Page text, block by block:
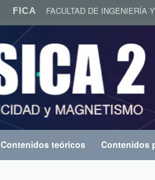
FICA FACULTAD DE INGENIERÍA
Contenidos teóricos Contenidos